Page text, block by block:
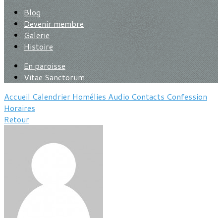
Blog
Devenir membre
Galerie
Histoire
En paroisse
Vitae Sanctorum
Accueil Calendrier Homélies Audio Contacts Confession
Horaires
Retour